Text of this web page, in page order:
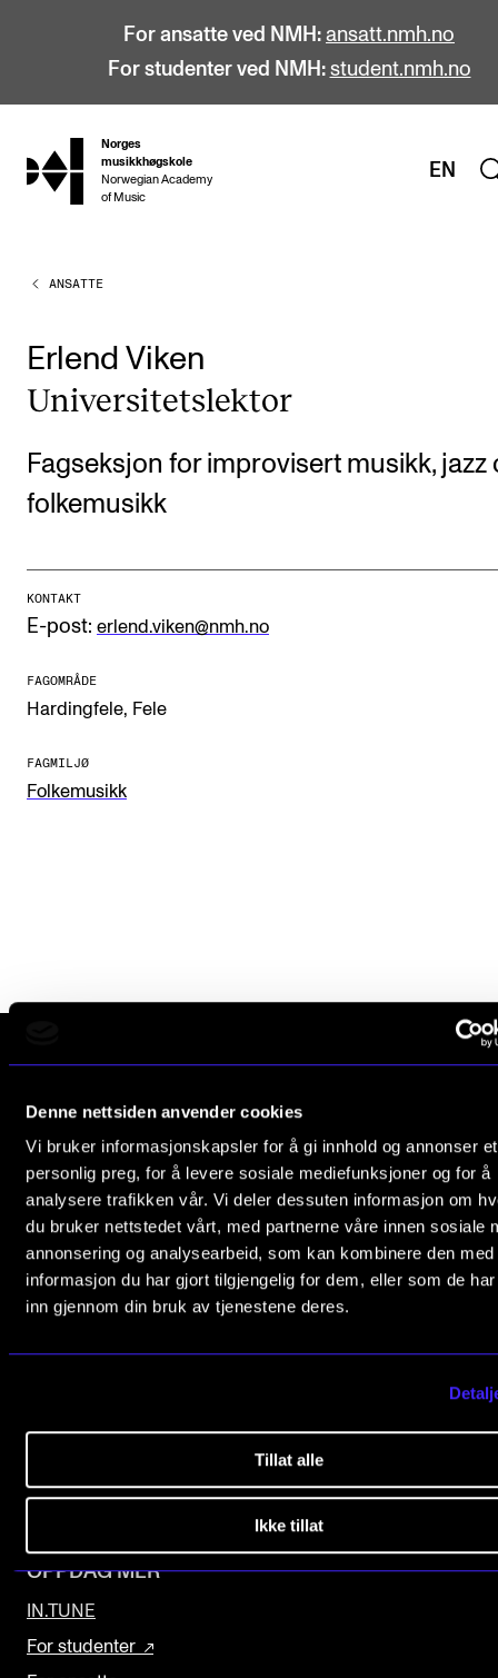
Denne nettsiden anvender cookies
Vi bruker informasjonskapsler for å gi innhold og annonser et
personlig preg, for å levere sosiale mediefunksjoner og for å
analysere trafikken vår. Vi deler dessuten informasjon om
du bruker nettstedet vårt, med partnerne våre innen sosiale
annonsering og analysearbeid, som kan kombinere den med
informasjon du har gjort tilgjengelig for dem, eller som de
inn gjennom din bruk av tjenestene deres.
Tillat alle
Ikke tillat
For ansatte ved NMH: ansatt.nmh.no
For studenter ved NMH: student.nmh.no
hjem
Norges
musikkhøgskole
Norwegian Academy
of Music
EN
STUDIER
Bachelor
Master
Doktorgrad
Årsstudium og videreutdanning
Talentutvikling
Søknad og opptak
Fagmiljøer
CREMAH
INTERNASJONALT
Utveksling
Internasjonal strategi
AKTUELT
Nyheter og historier
Ledige stillinger
ANSATTE
Erlend Viken
Uni­ver­si­tets­lek­tor
Fagseksjon for improvisert musikk, jazz
folkemusikk
KONTAKT
E-post: erlend.viken@nmh.no
FAGOMRÅDE
Hardingfele, Fele
FAGMILJØ
Folkemusikk
Norges musikk­høgskole
0369 Oslo, Norway
+47 23 36 70 00
post@nmh.no
NYTTIGE LENKER
Studier
Nyhetsbrev
OPPDAG MER
IN.TUNE
For studenter